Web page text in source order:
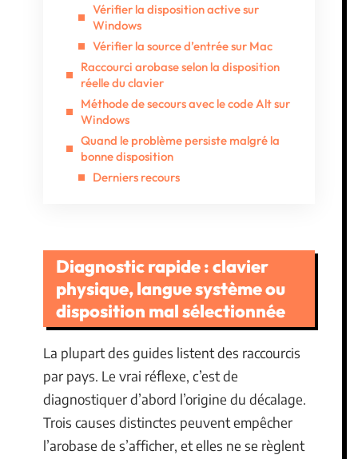
Vérifier la disposition active sur
Windows
Vérifier la source d’entrée sur Mac
Raccourci arobase selon la disposition
réelle du clavier
Méthode de secours avec le code Alt sur
Windows
Quand le problème persiste malgré la
bonne disposition
Derniers recours
Diagnostic rapide : clavier
physique, langue système ou
disposition mal sélectionnée
La plupart des guides listent des raccourcis
par pays. Le vrai réflexe, c’est de
diagnostiquer d’abord l’origine du décalage.
Trois causes distinctes peuvent empêcher
l’arobase de s’afficher, et elles ne se règlent